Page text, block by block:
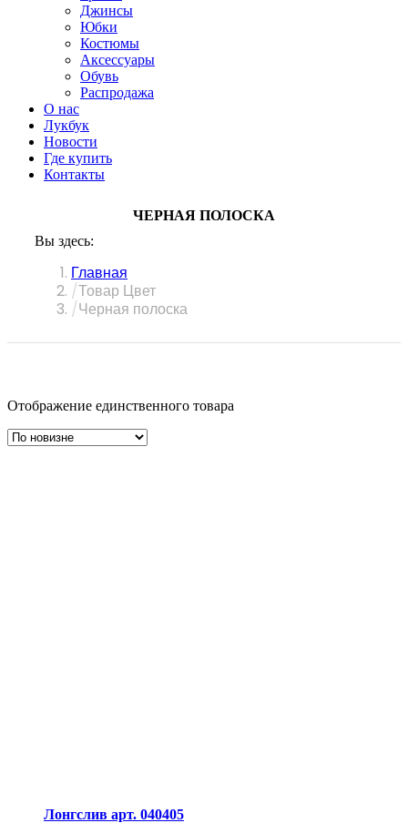
Джинсы
Юбки
Костюмы
Аксессуары
Обувь
Распродажа
О нас
Лукбук
Новости
Где купить
Контакты
ЧЕРНАЯ ПОЛОСКА
Вы здесь:
Главная
Товар Цвет
Черная полоска
Отображение единственного товара
Лонгслив арт. 040405